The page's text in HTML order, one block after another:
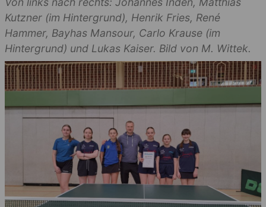
Kutzner (im Hintergrund), Henrik Fries, René
Hammer, Bayhas Mansour, Carlo Krause (im
Hintergrund) und Lukas Kaiser. Bild von M. Wittek.